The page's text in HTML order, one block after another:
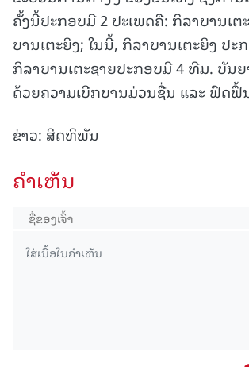
ຄັ້ງນີ້ປະກອບມີ 2 ປະເພດຄື: ກິລາບານເຕ
ບານເຕະຍິງ; ໃນນີ້, ກິລາບານເຕະຍິງ ປ
ກິລາບານເຕະຊາຍປະກອບມີ 4 ທີມ. ບັນຍ
ດ້ວຍຄວາມເບີກບານມ່ວນຊື່ນ ແລະ ຟົດຟຶ້
ຂ່າວ: ສິດທິພັນ
ຄໍາເຫັນ